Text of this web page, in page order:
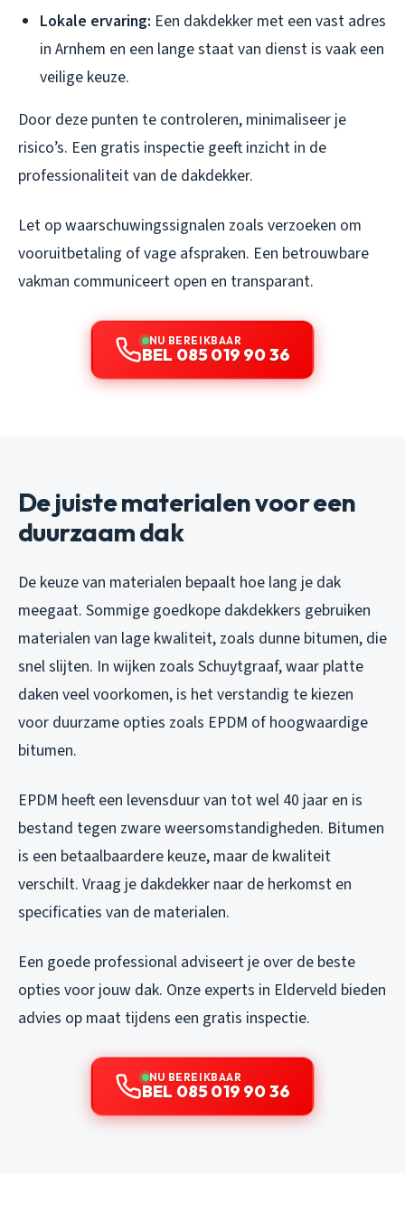
Lokale ervaring: Een dakdekker met een vast adres
in Arnhem en een lange staat van dienst is vaak een
veilige keuze.
Door deze punten te controleren, minimaliseer je
risico’s. Een gratis inspectie geeft inzicht in de
professionaliteit van de dakdekker.
Let op waarschuwingssignalen zoals verzoeken om
vooruitbetaling of vage afspraken. Een betrouwbare
vakman communiceert open en transparant.
NU BEREIKBAAR
BEL 085 019 90 36
De juiste materialen voor een
duurzaam dak
De keuze van materialen bepaalt hoe lang je dak
meegaat. Sommige goedkope dakdekkers gebruiken
materialen van lage kwaliteit, zoals dunne bitumen, die
snel slijten. In wijken zoals Schuytgraaf, waar platte
daken veel voorkomen, is het verstandig te kiezen
voor duurzame opties zoals EPDM of hoogwaardige
bitumen.
EPDM heeft een levensduur van tot wel 40 jaar en is
bestand tegen zware weersomstandigheden. Bitumen
is een betaalbaardere keuze, maar de kwaliteit
verschilt. Vraag je dakdekker naar de herkomst en
specificaties van de materialen.
Een goede professional adviseert je over de beste
opties voor jouw dak. Onze experts in Elderveld bieden
advies op maat tijdens een gratis inspectie.
NU BEREIKBAAR
BEL 085 019 90 36